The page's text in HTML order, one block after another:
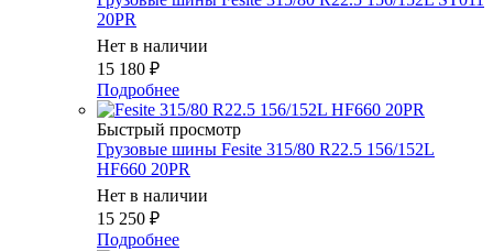
20PR
Нет в наличии
15 180 ₽
Подробнее
Быстрый просмотр
Грузовые шины Fesite 315/80 R22.5 156/152L
HF660 20PR
Нет в наличии
15 250 ₽
Подробнее